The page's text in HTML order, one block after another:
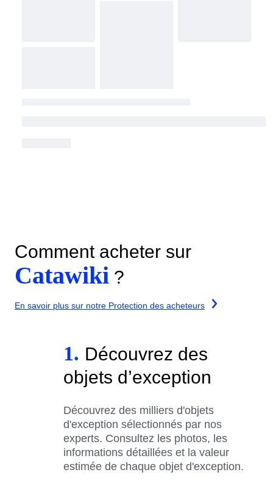
Comment acheter sur
Catawiki ?
En savoir plus sur notre Protection des acheteurs
1. Découvrez des
objets d’exception
Découvrez des milliers d'objets
d'exception sélectionnés par nos
experts. Consultez les photos, les
informations détaillées et la valeur
estimée de chaque objet d'exception.